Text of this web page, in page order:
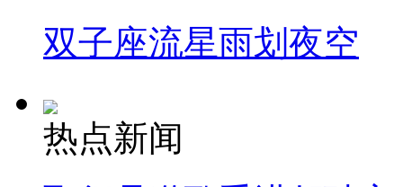
双子座流星雨划夜空
热点新闻